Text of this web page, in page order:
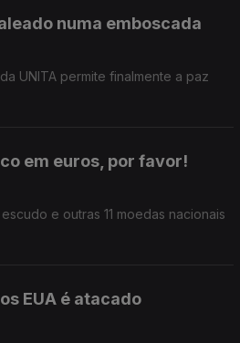
numa emboscada
UNITA permite finalmente a paz
em euros, por favor!
e outras 11 moedas nacionais
EUA é atacado